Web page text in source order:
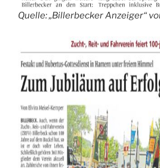
Quelle: „Billerbecker Anzeiger“